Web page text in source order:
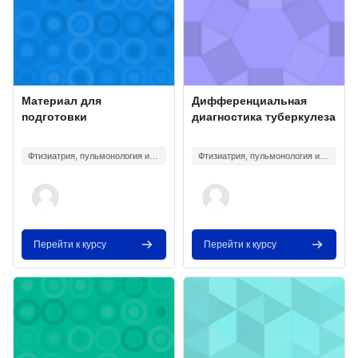
Изображение курса
Название курса
Материал для
подготовки
Перейти к курсу
Изображение курса
Название курса
Дифференциальная
диагностика туберкулеза
Перейти к курсу
Изображение курса" Актуальные вопросы вакцинопрофилактики
Изображение курса"